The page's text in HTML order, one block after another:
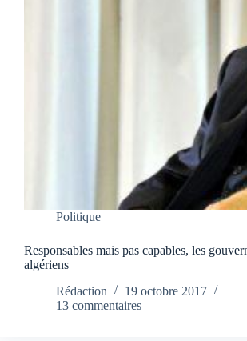
Politique
Responsables mais pas capables, les
algériens
Rédaction
19 octobre 2017
13 commentaires